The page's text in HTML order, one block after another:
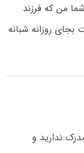
من که فرزند
روزانه شبانه
ندارید و